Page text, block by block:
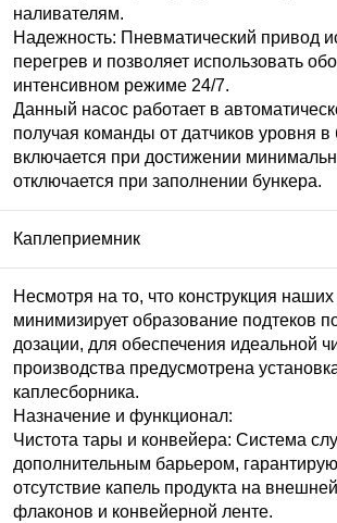
наливателям.
Надежность: Пневматический привод
перегрев и позволяет использовать
интенсивном режиме 24/7.
Данный насос работает в
получая команды от датчиков уровня в
включается при достижении
отключается при заполнении бункера.
Каплеприемник
Несмотря на то, что конструкция
минимизирует образование подтеков
дозации, для обеспечения идеальной
производства предусмотрена
каплесборника.
Назначение и функционал:
Чистота тары и конвейера: Система
дополнительным барьером,
отсутствие капель продукта на
флаконов и конвейерной ленте.